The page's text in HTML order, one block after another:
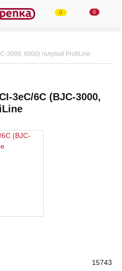
0 0
3000, 6000) голубой ProfiLine
3eC/6С (BJC-3000,
15743